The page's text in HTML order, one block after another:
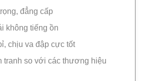
đẳng cấp
không tiếng ồn
chịu va đập cực tốt
tranh so với các thương hiệu